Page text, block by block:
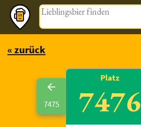
Magazin
« zurück
7475
Platz
7476